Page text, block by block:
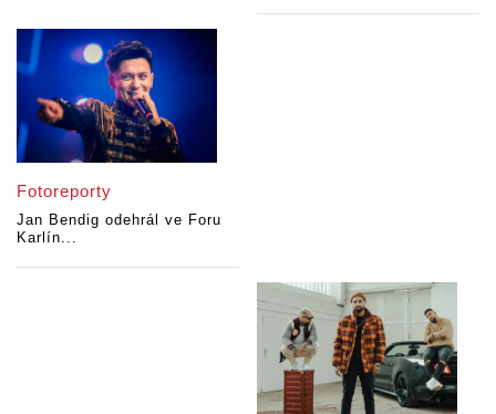
Fotoreporty
Jan Bendig odehrál ve Foru
Karlín...